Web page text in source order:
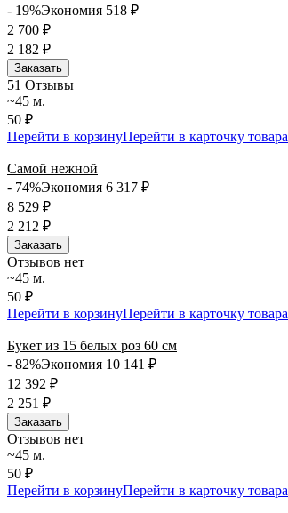
- 19%Экономия 518 ₽
2 700 ₽
2 182 ₽
Заказать
51 Отзывы
~45 м.
50 ₽
Перейти в корзинуПерейти в карточку товара
Самой нежной
- 74%Экономия 6 317 ₽
8 529 ₽
2 212 ₽
Заказать
Отзывов нет
~45 м.
50 ₽
Перейти в корзинуПерейти в карточку товара
Букет из 15 белых роз 60 см
- 82%Экономия 10 141 ₽
12 392 ₽
2 251 ₽
Заказать
Отзывов нет
~45 м.
50 ₽
Перейти в корзинуПерейти в карточку товара